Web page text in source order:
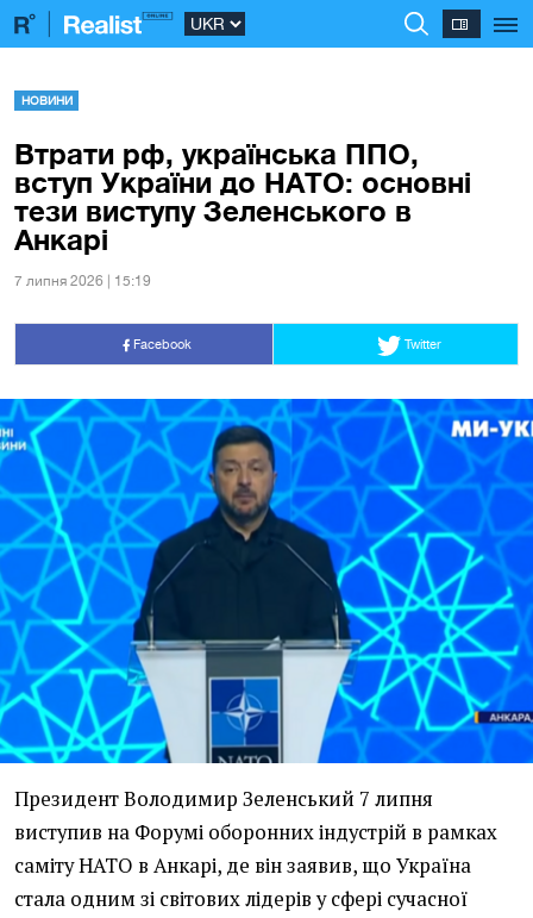
НОВИНИ
Втрати рф, українська ППО,
вступ України до НАТО: основні
тези виступу Зеленського в
Анкарі
7 липня 2026 | 15:19
Facebook Twitter
Президент Володимир Зеленський 7 липня
виступив на Форумі оборонних індустрій в рамках
саміту НАТО в Анкарі, де він заявив, що Україна
стала одним зі світових лідерів у сфері сучасної